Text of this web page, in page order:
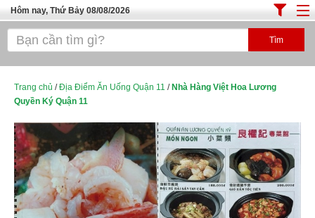
Hôm nay, Thứ Bảy 08/08/2026
Trang chủ
Cafe - Kem- Trà Sữa
Thực Phẩm Nông Hải Sản
Top Quán Ăn Sài Gòn
Trang chủ /Địa Điểm Ăn Uống Quận 11 / Nhà Hàng Việt Hoa Lương
Quyền Ký Quận 11